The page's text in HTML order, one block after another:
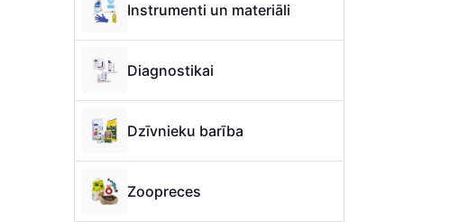
Instrumenti un materiāli
Diagnostikai
Dzīvnieku barība
Zoopreces